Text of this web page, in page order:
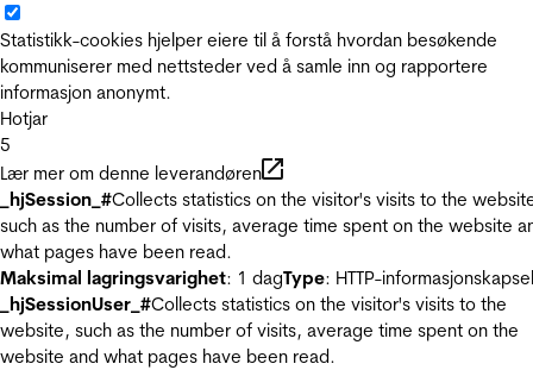
Statistikk-cookies hjelper eiere til å forstå hvordan besøkende
kommuniserer med nettsteder ved å samle inn og rapportere
informasjon anonymt.
Hotjar
5
Lær mer om denne leverandøren
_hjSession_#Collects statistics on the visitor's visits to the
such as the number of visits, average time spent on the website
what pages have been read.
Maksimal lagringsvarighet: 1 dagType: HTTP-informasjonskapsel
_hjSessionUser_#Collects statistics on the visitor's visits to the
website, such as the number of visits, average time spent on the
website and what pages have been read.